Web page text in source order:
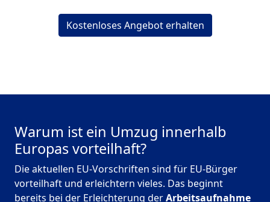
Kostenloses Angebot erhalten
Warum ist ein Umzug innerhalb
Europas vorteilhaft?
Die aktuellen EU-Vorschriften sind für EU-Bürger
vorteilhaft und erleichtern vieles. Das beginnt
bereits bei der Erleichterung derArbeitsaufnahme